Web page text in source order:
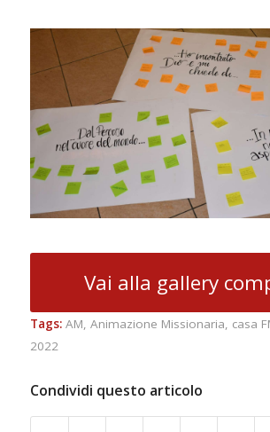
Vai alla gallery
Tags: AM, Animazione Missionaria, casa
2022
Condividi questo articolo